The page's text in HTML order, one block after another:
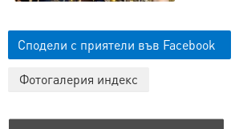
Сподели с приятели във Facebook
Фотогалерия индекс